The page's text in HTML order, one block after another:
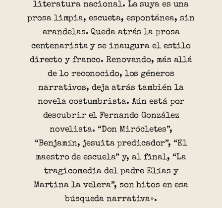
literatura nacional. La suya es una
prosa limpia, escueta, espontánea, sin
arandelas. Queda atrás la prosa
centenarista y se inaugura el estilo
directo y franco. Renovando, más allá
de lo reconocido, los géneros
narrativos, deja atrás también la
novela costumbrista. Aún está por
descubrir el Fernando González
novelista. “Don Mirócletes”,
“Benjamín, jesuita predicador”, “El
maestro de escuela” y, al final, “La
tragicomedia del padre Elías y
Martina la velera”, son hitos en esa
búsqueda narrativa».